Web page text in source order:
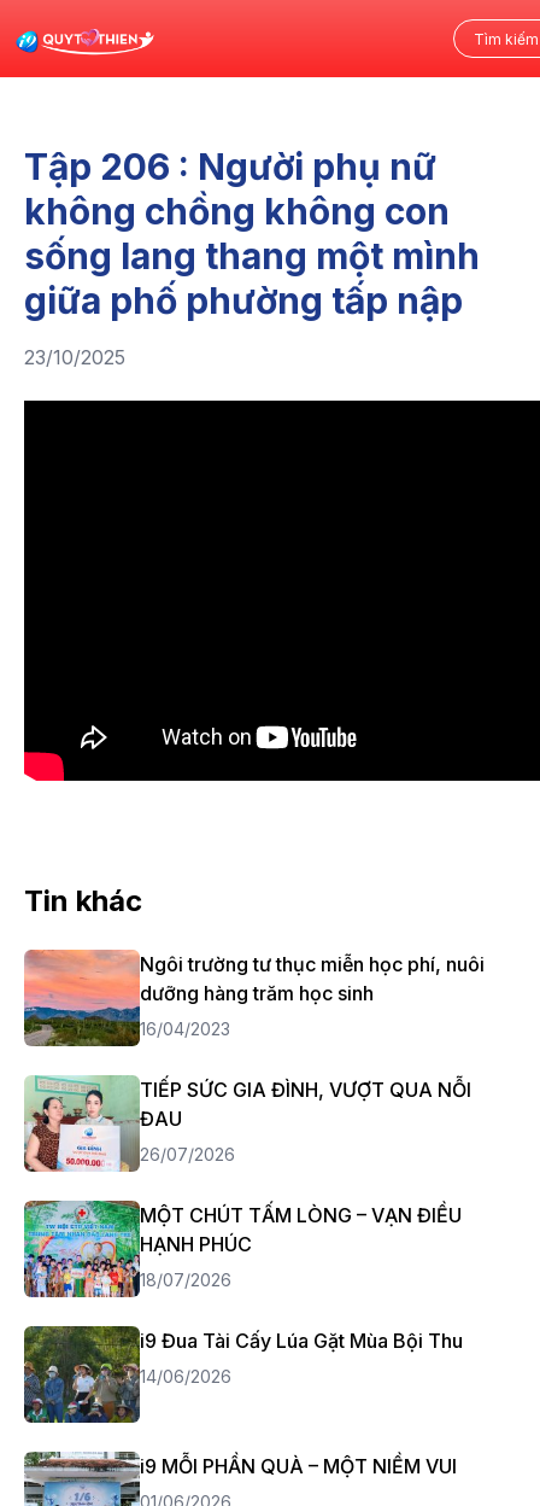
Tập 206 : Người phụ nữ
không chồng không con
sống lang thang một mình
giữa phố phường tấp nập
23/10/2025
Tin khác
Ngôi trường tư thục miễn học phí, nuôi
dưỡng hàng trăm học sinh
16/04/2023
TIẾP SỨC GIA ĐÌNH, VƯỢT QUA NỖI
ĐAU
26/07/2026
MỘT CHÚT TẤM LÒNG – VẠN ĐIỀU
HẠNH PHÚC
18/07/2026
i9 Đua Tài Cấy Lúa Gặt Mùa Bội Thu
14/06/2026
i9 MỖI PHẦN QUÀ – MỘT NIỀM VUI
01/06/2026